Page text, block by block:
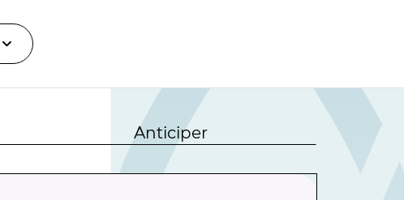
Anticiper